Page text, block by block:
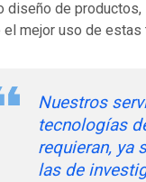
diseño de
mejor uso de estas
Nuestros
tecnologías
requieran, ya
las de